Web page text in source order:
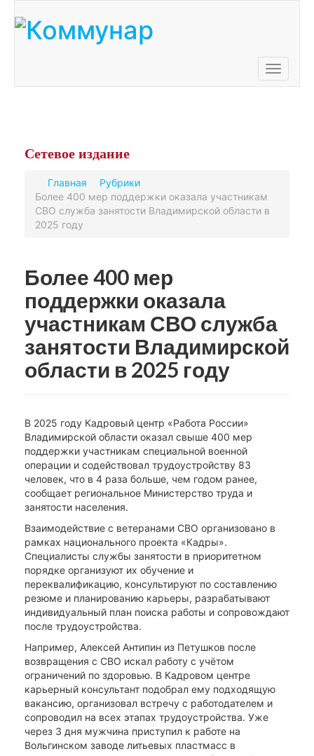
Toggle
Сетевое издание
Главная
Рубрики
Более 400 мер поддержки оказала участникам
СВО служба занятости Владимирской области в
2025 году
Более 400 мер
поддержки оказала
участникам СВО служба
занятости Владимирской
области в 2025 году
В 2025 году Кадровый центр «Работа России»
Владимирской области оказал свыше 400 мер
поддержки участникам специальной военной
операции и содействовал трудоустройству 83
человек, что в 4 раза больше, чем годом ранее,
сообщает региональное Министерство труда и
занятости населения.
Взаимодействие с ветеранами СВО организовано в
рамках национального проекта «Кадры».
Специалисты службы занятости в приоритетном
порядке организуют их обучение и
переквалификацию, консультируют по составлению
резюме и планированию карьеры, разрабатывают
индивидуальный план поиска работы и сопровождают
после трудоустройства.
Например, Алексей Антипин из Петушков после
возвращения с СВО искал работу с учётом
ограничений по здоровью. В Кадровом центре
карьерный консультант подобрал ему подходящую
вакансию, организовал встречу с работодателем и
сопроводил на всех этапах трудоустройства. Уже
через 3 дня мужчина приступил к работе на
Вольгинском заводе литьевых пластмасс в